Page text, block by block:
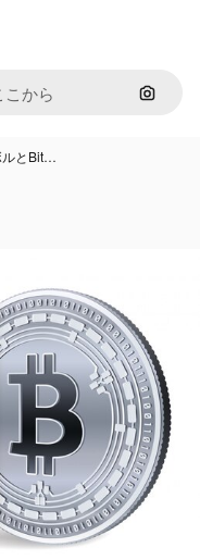
画像で
ルとBit…